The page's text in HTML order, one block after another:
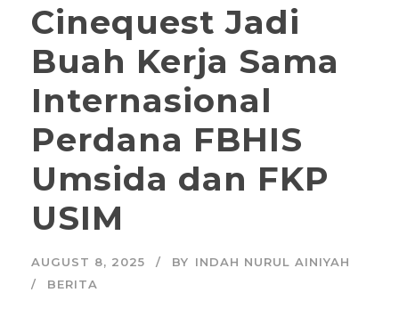
Cinequest Jadi
Buah Kerja Sama
Internasional
Perdana FBHIS
Umsida dan FKP
USIM
AUGUST 8, 2025 BY INDAH NURUL AINIYAH
BERITA